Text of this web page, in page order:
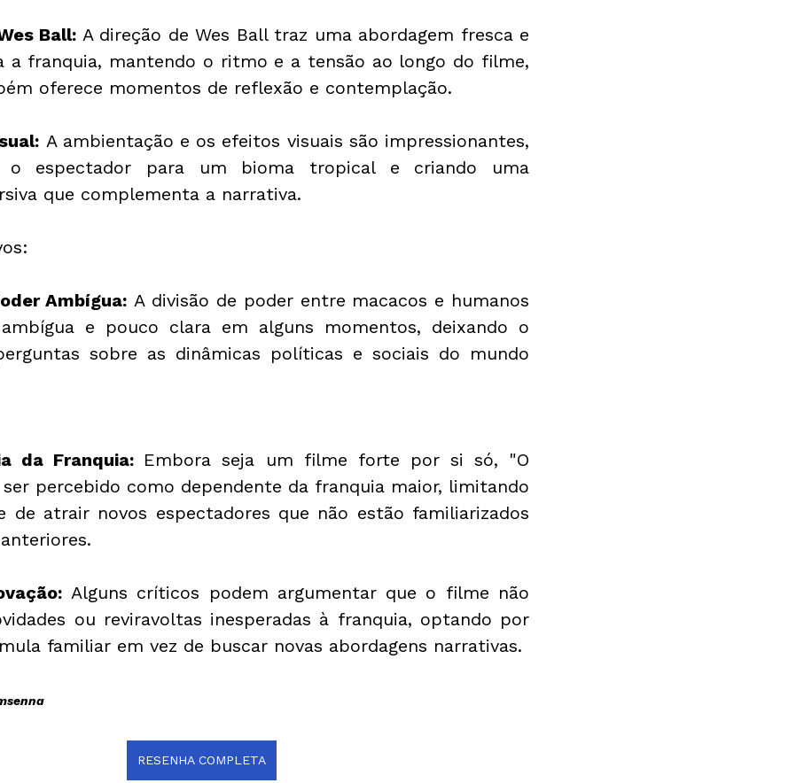
Ball: A direção de Wes Ball traz uma abordagem fresca e
a franquia, mantendo o ritmo e a tensão ao longo do filme,
oferece momentos de reflexão e contemplação.
A ambientação e os efeitos visuais são impressionantes,
o espectador para um bioma tropical e criando uma
que complementa a narrativa.
Ambígua: A divisão de poder entre macacos e humanos
e pouco clara em alguns momentos, deixando o
sobre as dinâmicas políticas e sociais do mundo
da Franquia: Embora seja um filme forte por si só, "O
ser percebido como dependente da franquia maior, limitando
de atrair novos espectadores que não estão familiarizados
Alguns críticos podem argumentar que o filme não
ou reviravoltas inesperadas à franquia, optando por
familiar em vez de buscar novas abordagens narrativas.
RESENHA COMPLETA